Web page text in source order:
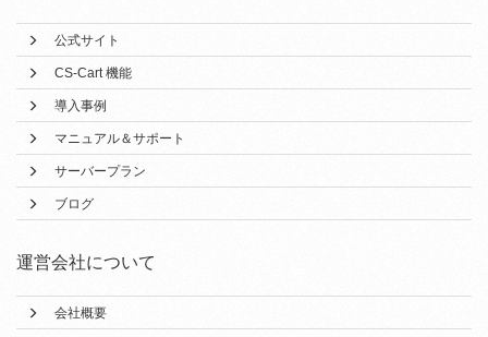
公式サイト
CS-Cart 機能
導入事例
マニュアル＆サポート
サーバープラン
ブログ
運営会社について
会社概要